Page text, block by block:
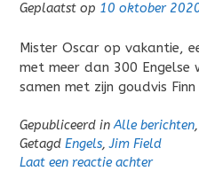
Geplaatst op 10 oktober
Mister Oscar op vakantie,
met meer dan 300 Engelse
samen met zijn goudvis
Gepubliceerd inAlle berichten,
Getagd Engels,Jim Field
Laat een reactie achter